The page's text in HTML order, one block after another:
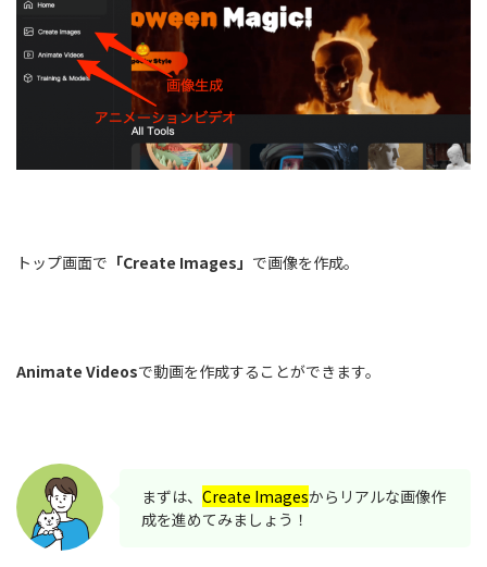
トップ画面で 「Create Images」 で画像を作成。
Animate Videosで動画を作成することができます。
まずは、 Create Imagesからリアルな画像作
成を進めてみましょう！